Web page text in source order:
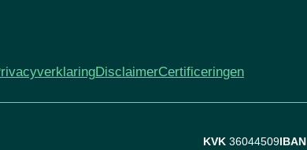
DisclaimerCertificeringen
KVK 36044509IBAN